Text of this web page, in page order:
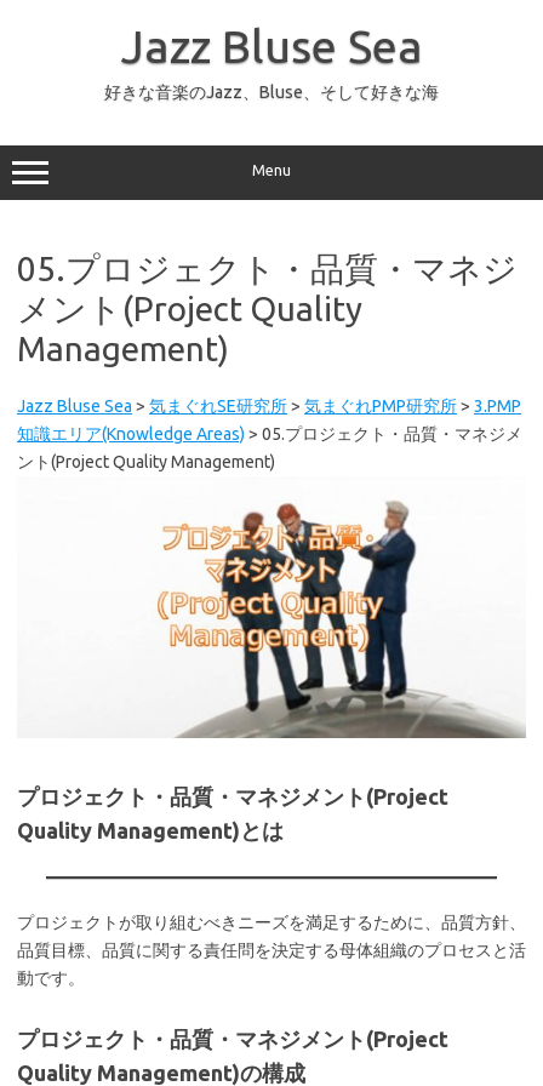
ッ
プ
Jazz Bluse Sea
好きな音楽のJazz、Bluse、そして好きな海
Menu
05.プロジェクト・品質・マネジ
メント(Project Quality
Management)
Jazz Bluse Sea > 気まぐれSE研究所> 気まぐれPMP研究所> 3.PMP
知識エリア(Knowledge Areas) > 05.プロジェクト・品質・マネジメ
ント(Project Quality Management)
プロジェクト・品質・マネジメント(Project
Quality Management)とは
プロジェクトが取り組むべきニーズを満足するために、品質方針、
品質目標、品質に関する責任問を決定する母体組織のプロセスと活
動です。
プロジェクト・品質・マネジメント(Project
Quality Management)の構成